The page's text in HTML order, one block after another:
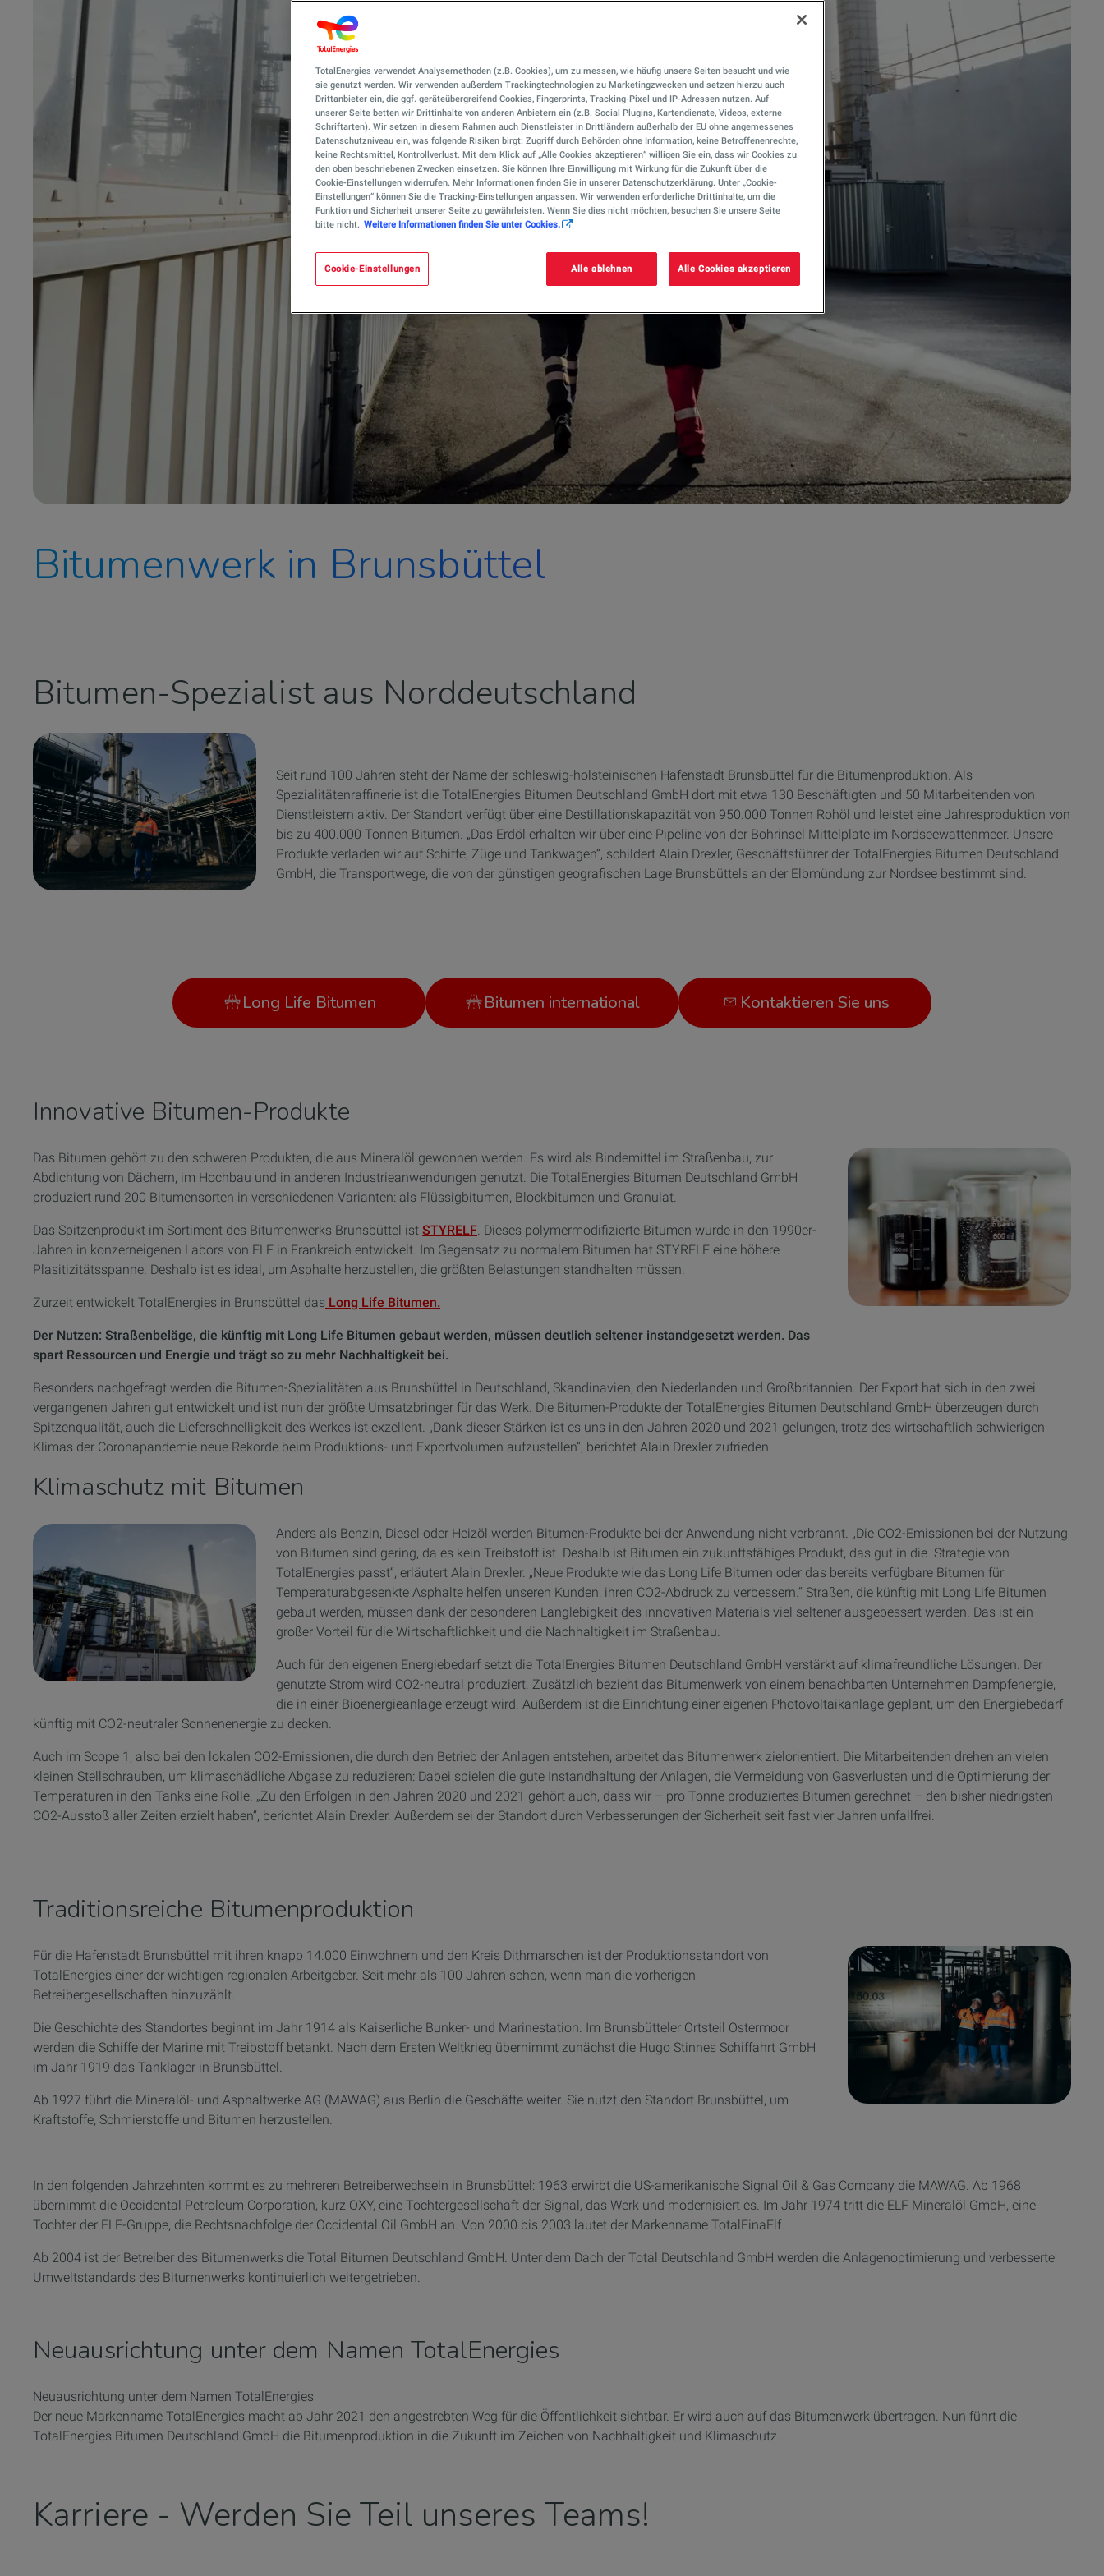
Bitumenwerk in Brunsbüttel
Bitumen-Spezialist aus Norddeutschland
Seit rund 100 Jahren steht der Name der schleswig-holsteinischen Hafenstadt Brunsbüttel für die Bitumenproduktion. Als
Spezialitätenraffinerie ist die TotalEnergies Bitumen Deutschland GmbH dort mit etwa 130 Beschäftigten und 50 Mitarbeitenden von
Dienstleistern aktiv. Der Standort verfügt über eine Destillationskapazität von 950.000 Tonnen Rohöl und leistet eine Jahresproduktion von
bis zu 400.000 Tonnen Bitumen. „Das Erdöl erhalten wir über eine Pipeline von der Bohrinsel Mittelplate im Nordseewattenmeer. Unsere
Produkte verladen wir auf Schiffe, Züge und Tankwagen“, schildert Alain Drexler, Geschäftsführer der TotalEnergies Bitumen Deutschland
GmbH, die Transportwege, die von der günstigen geografischen Lage Brunsbüttels an der Elbmündung zur Nordsee bestimmt sind.
Long Life Bitumen Bitumen international Kontaktieren Sie uns
Innovative Bitumen-Produkte
Das Bitumen gehört zu den schweren Produkten, die aus Mineralöl gewonnen werden. Es wird als Bindemittel im Straßenbau, zur
Abdichtung von Dächern, im Hochbau und in anderen Industrieanwendungen genutzt. Die TotalEnergies Bitumen Deutschland GmbH
produziert rund 200 Bitumensorten in verschiedenen Varianten: als Flüssigbitumen, Blockbitumen und Granulat.
Das Spitzenprodukt im Sortiment des Bitumenwerks Brunsbüttel ist STYRELF. Dieses polymermodifizierte Bitumen wurde in den 1990er-
Jahren in konzerneigenen Labors von ELF in Frankreich entwickelt. Im Gegensatz zu normalem Bitumen hat STYRELF eine höhere
Plasitizitätsspanne. Deshalb ist es ideal, um Asphalte herzustellen, die größten Belastungen standhalten müssen.
Zurzeit entwickelt TotalEnergies in Brunsbüttel das Long Life Bitumen.
Der Nutzen: Straßenbeläge, die künftig mit Long Life Bitumen gebaut werden, müssen deutlich seltener instandgesetzt werden. Das
spart Ressourcen und Energie und trägt so zu mehr Nachhaltigkeit bei.
Besonders nachgefragt werden die Bitumen-Spezialitäten aus Brunsbüttel in Deutschland, Skandinavien, den Niederlanden und Großbritannien. Der Export hat sich in den zwei
vergangenen Jahren gut entwickelt und ist nun der größte Umsatzbringer für das Werk. Die Bitumen-Produkte der TotalEnergies Bitumen Deutschland GmbH überzeugen durch
Spitzenqualität, auch die Lieferschnelligkeit des Werkes ist exzellent. „Dank dieser Stärken ist es uns in den Jahren 2020 und 2021 gelungen, trotz des wirtschaftlich schwierigen
Klimas der Coronapandemie neue Rekorde beim Produktions- und Exportvolumen aufzustellen“, berichtet Alain Drexler zufrieden.
Klimaschutz mit Bitumen
Anders als Benzin, Diesel oder Heizöl werden Bitumen-Produkte bei der Anwendung nicht verbrannt. „Die CO2-Emissionen bei der Nutzung
von Bitumen sind gering, da es kein Treibstoff ist. Deshalb ist Bitumen ein zukunftsfähiges Produkt, das gut in die Strategie von
TotalEnergies passt“, erläutert Alain Drexler. „Neue Produkte wie das Long Life Bitumen oder das bereits verfügbare Bitumen für
Temperaturabgesenkte Asphalte helfen unseren Kunden, ihren CO2-Abdruck zu verbessern.“ Straßen, die künftig mit Long Life Bitumen
gebaut werden, müssen dank der besonderen Langlebigkeit des innovativen Materials viel seltener ausgebessert werden. Das ist ein
großer Vorteil für die Wirtschaftlichkeit und die Nachhaltigkeit im Straßenbau.
Auch für den eigenen Energiebedarf setzt die TotalEnergies Bitumen Deutschland GmbH verstärkt auf klimafreundliche Lösungen. Der
genutzte Strom wird CO2-neutral produziert. Zusätzlich bezieht das Bitumenwerk von einem benachbarten Unternehmen Dampfenergie,
die in einer Bioenergieanlage erzeugt wird. Außerdem ist die Einrichtung einer eigenen Photovoltaikanlage geplant, um den Energiebedarf
künftig mit CO2-neutraler Sonnenenergie zu decken.
Auch im Scope 1, also bei den lokalen CO2-Emissionen, die durch den Betrieb der Anlagen entstehen, arbeitet das Bitumenwerk zielorientiert. Die Mitarbeitenden drehen an vielen
kleinen Stellschrauben, um klimaschädliche Abgase zu reduzieren: Dabei spielen die gute Instandhaltung der Anlagen, die Vermeidung von Gasverlusten und die Optimierung der
Temperaturen in den Tanks eine Rolle. „Zu den Erfolgen in den Jahren 2020 und 2021 gehört auch, dass wir – pro Tonne produziertes Bitumen gerechnet – den bisher niedrigsten
CO2-Ausstoß aller Zeiten erzielt haben“, berichtet Alain Drexler. Außerdem sei der Standort durch Verbesserungen der Sicherheit seit fast vier Jahren unfallfrei.
Traditionsreiche Bitumenproduktion
Für die Hafenstadt Brunsbüttel mit ihren knapp 14.000 Einwohnern und den Kreis Dithmarschen ist der Produktionsstandort von
TotalEnergies einer der wichtigen regionalen Arbeitgeber. Seit mehr als 100 Jahren schon, wenn man die vorherigen
Betreibergesellschaften hinzuzählt.
Die Geschichte des Standortes beginnt im Jahr 1914 als Kaiserliche Bunker- und Marinestation. Im Brunsbütteler Ortsteil Ostermoor
werden die Schiffe der Marine mit Treibstoff betankt. Nach dem Ersten Weltkrieg übernimmt zunächst die Hugo Stinnes Schiffahrt GmbH
im Jahr 1919 das Tanklager in Brunsbüttel.
Ab 1927 führt die Mineralöl- und Asphaltwerke AG (MAWAG) aus Berlin die Geschäfte weiter. Sie nutzt den Standort Brunsbüttel, um
Kraftstoffe, Schmierstoffe und Bitumen herzustellen.
In den folgenden Jahrzehnten kommt es zu mehreren Betreiberwechseln in Brunsbüttel: 1963 erwirbt die US-amerikanische Signal Oil & Gas Company die MAWAG. Ab 1968
übernimmt die Occidental Petroleum Corporation, kurz OXY, eine Tochtergesellschaft der Signal, das Werk und modernisiert es. Im Jahr 1974 tritt die ELF Mineralöl GmbH, eine
Tochter der ELF-Gruppe, die Rechtsnachfolge der Occidental Oil GmbH an. Von 2000 bis 2003 lautet der Markenname TotalFinaElf.
Ab 2004 ist der Betreiber des Bitumenwerks die Total Bitumen Deutschland GmbH. Unter dem Dach der Total Deutschland GmbH werden die Anlagenoptimierung und verbesserte
Umweltstandards des Bitumenwerks kontinuierlich weitergetrieben.
Neuausrichtung unter dem Namen TotalEnergies
Neuausrichtung unter dem Namen TotalEnergies
Der neue Markenname TotalEnergies macht ab Jahr 2021 den angestrebten Weg für die Öffentlichkeit sichtbar. Er wird auch auf das Bitumenwerk übertragen. Nun führt die
TotalEnergies Bitumen Deutschland GmbH die Bitumenproduktion in die Zukunft im Zeichen von Nachhaltigkeit und Klimaschutz.
Karriere - Werden Sie Teil unseres Teams!
TotalEnergies verwendet Analysemethoden (z.B. Cookies), um zu messen, wie häufig unsere Seiten besucht und wie
sie genutzt werden. Wir verwenden außerdem Trackingtechnologien zu Marketingzwecken und setzen hierzu auch
Drittanbieter ein, die ggf. geräteübergreifend Cookies, Fingerprints, Tracking-Pixel und IP-Adressen nutzen. Auf
unserer Seite betten wir Drittinhalte von anderen Anbietern ein (z.B. Social Plugins, Kartendienste, Videos, externe
Schriftarten). Wir setzen in diesem Rahmen auch Dienstleister in Drittländern außerhalb der EU ohne angemessenes
Datenschutzniveau ein, was folgende Risiken birgt: Zugriff durch Behörden ohne Information, keine Betroffenenrechte,
keine Rechtsmittel, Kontrollverlust. Mit dem Klick auf „Alle Cookies akzeptieren“ willigen Sie ein, dass wir Cookies zu
den oben beschriebenen Zwecken einsetzen. Sie können Ihre Einwilligung mit Wirkung für die Zukunft über die
Cookie-Einstellungen widerrufen. Mehr Informationen finden Sie in unserer Datenschutzerklärung. Unter „Cookie-
Einstellungen“ können Sie die Tracking-Einstellungen anpassen. Wir verwenden erforderliche Drittinhalte, um die
Funktion und Sicherheit unserer Seite zu gewährleisten. Wenn Sie dies nicht möchten, besuchen Sie unsere Seite
bitte nicht. Weitere Informationen finden Sie unter Cookies.
Cookie-Einstellungen Alle ablehnen Alle Cookies akzeptieren